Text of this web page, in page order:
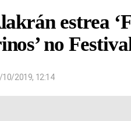
estrea
no
10/2019, 12:14